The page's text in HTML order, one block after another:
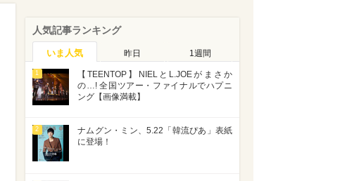
人気記事ランキング
いま人気 昨日 1週間
1
【TEENTOP】NIELとL.JOEがまさか
の…! 全国ツアー・ファイナルでハプニ
ング【画像満載】
2
ナムグン・ミン、5.22「韓流ぴあ」表紙
に登場！